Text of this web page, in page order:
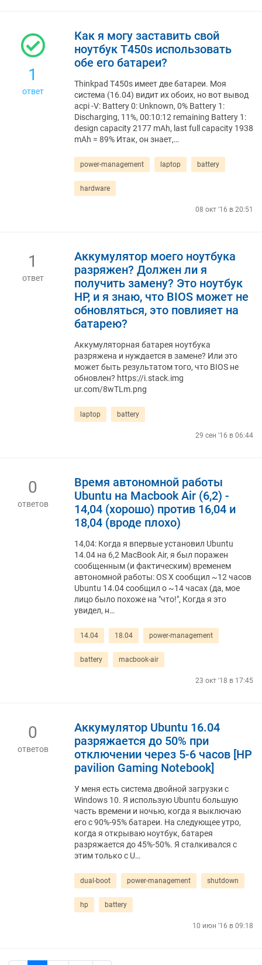
1
ответ
Как я могу заставить свой
ноутбук T450s использовать
обе его батареи?
Thinkpad T450s имеет две батареи. Моя
система (16.04) видит их обоих, но вот вывод
acpi -V: Battery 0: Unknown, 0% Battery 1:
Discharging, 11%, 00:10:12 remaining Battery 1:
design capacity 2177 mAh, last full capacity 1938
mAh = 89% Итак, он знает,…
power-management laptop battery
hardware
08 окт '16 в 20:51
1
ответ
Аккумулятор моего ноутбука
разряжен? Должен ли я
получить замену? Это ноутбук
HP, и я знаю, что BIOS может не
обновляться, это повлияет на
батарею?
Аккумуляторная батарея ноутбука
разряжена и нуждается в замене? Или это
может быть результатом того, что BIOS не
обновлен? https://i.stack.img
ur.com/8wTLm.png
laptop battery
29 сен '16 в 06:44
0
ответов
Время автономной работы
Ubuntu на Macbook Air (6,2) -
14,04 (хорошо) против 16,04 и
18,04 (вроде плохо)
14,04: Когда я впервые установил Ubuntu
14.04 на 6,2 MacBook Air, я был поражен
сообщенным (и фактическим) временем
автономной работы: OS X сообщил ~12 часов
Ubuntu 14.04 сообщил о ~14 часах (да, мое
лицо было похоже на "что!", Когда я это
увидел, н…
14.04 18.04 power-management
battery macbook-air
23 окт '18 в 17:45
0
ответов
Аккумулятор Ubuntu 16.04
разряжается до 50% при
отключении через 5-6 часов [HP
pavilion Gaming Notebook]
У меня есть система двойной загрузки с
Windows 10. Я использую Ubuntu большую
часть времени и ночью, когда я выключаю
его с 90%-95% батареи. На следующее утро,
когда я открываю ноутбук, батарея
разряжается до 45%-50%. Я сталкивался с
этим только с U…
dual-boot power-management shutdown
hp battery
10 июн '16 в 09:18